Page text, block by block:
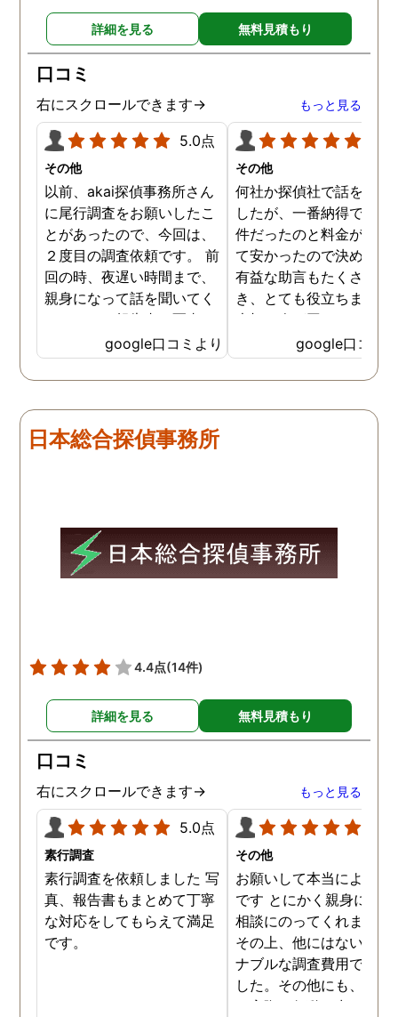
詳細を見る 無料見積もり
口コミ
右にスクロールできます→ もっと見る
5.0点
その他
以前、akai探偵事務所さん
に尾行調査をお願いしたこ
とがあったので、今回は、
２度目の調査依頼です。 前
回の時、夜遅い時間まで、
親身になって話を聞いてく
れたのと、報告書の写真
が、場所が悪かったのに、
とても鮮明に写っていたの
で、再度、調査をお願いさ
度、自分でも行動パターン
の把握をしていましたが、
ズでした。 とくに、急なお
願いの時に人員を手配して
頂き、ホテルからの証拠を
後の事についてアドバイス
る探偵事務所さんだと、あ
らためて思いました。 事務
所の皆様にお世話になった
ので、クチコミの方書かせ
ていただきます。ありがと
うございました。
google口コミより
その他
何社か探偵社で話を聞き
したが、一番納得できる
件だったのと料金が比較
て安かったので決めまし
有益な助言もたくさん頂
き、とても役立ちました
大切な人が困っていたら
番に紹介したいと思える
偵事務所です
google口コミ
日本総合探偵事務所
4.4点(14件)
詳細を見る 無料見積もり
口コミ
右にスクロールできます→ もっと見る
5.0点
素行調査
素行調査を依頼しました 写
真、報告書もまとめて丁寧
な対応をしてもらえて満足
です。
その他
お願いして本当によかっ
です とにかく親身にな
相談にのってくれました
その上、他にはないリー
ナブルな調査費用で済み
した。その他にも、相談
ら実際に行動に出て頂い